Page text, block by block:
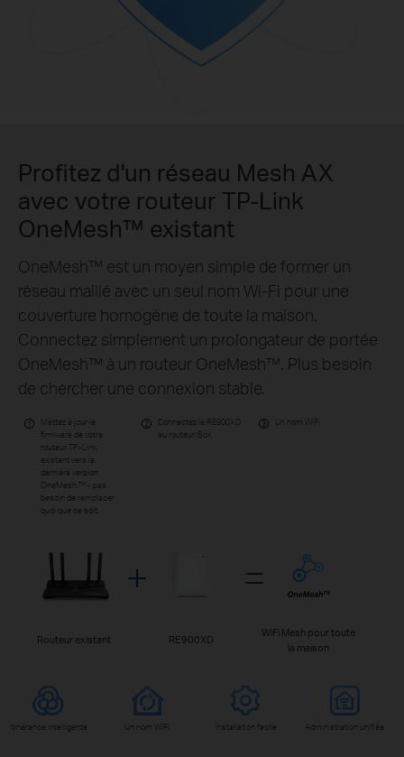
Profitez d'un réseau Mesh AX
avec votre routeur TP-Link
OneMesh™ existant
OneMesh™ est un moyen simple de former un
réseau maillé avec un seul nom Wi-Fi pour une
couverture homogène de toute la maison.
Connectez simplement un prolongateur de portée
OneMesh™ à un routeur OneMesh™. Plus besoin
de chercher une connexion stable.
1
Mettez à jour le
firmware de votre
routeur TP-Link
existant vers la
dernière version
OneMesh ™ - pas
besoin de remplacer
quoi que ce soit.
2
Connectez le RE900XD
au routeur/Box.
3 Un nom WiFi
+ =
Routeur existant RE900XD
WiFi Mesh pour toute
la maison
Itinérance intelligente Un nom WiFi Installation facile Administration unifiée